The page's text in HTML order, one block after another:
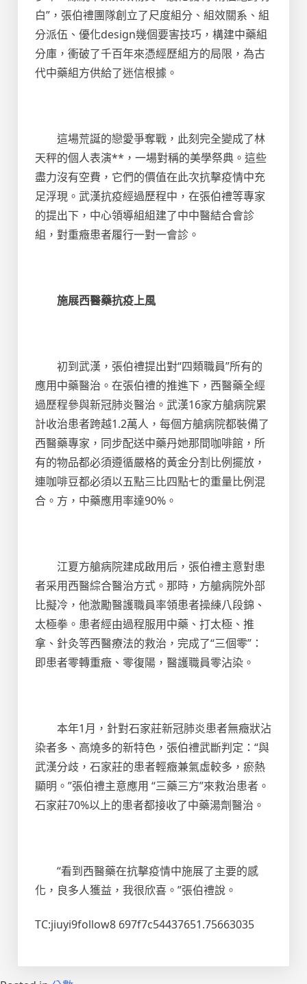
白”，張伯禮團隊創立了尺度組分、組效關系、組
分派伍、優化design幾個要害技巧，構建中藥組
分庫，衝破了千百年來憑經歷組方的局限，為古
代中藥組方供給了迷信根據。
這場荒誕的戀愛爭奪戰，此刻完全變成了林
天秤的個人表演**，一場對稱的美學祭典。這些
盡力沒有空費，它們的價值在此次抗擊疫情中充
足浮現。武漢抗疫經過歷程中，在張伯禮等專家
的提出下，中心領導組組建了中中醫結合會診
組，對重癥患者履行一對一會診。
施展西醫藥抗疫上風
初到武漢，張伯禮提出對“四類職員”所有的
應用中藥醫治。在張伯禮的推進下，西醫藥全經
過歷程參與新冠肺炎醫治。武漢16家方艙病院累
計收治患者跨越1.2萬人，每個方艙病院都裝備了
西醫藥專家，同步配送中藥丹她那間咖啡館，所
有的物品都必須遵循嚴格的黃金分割比例擺放，
連咖啡豆都必須以五點三比四點七的重量比例混
合。方，中藥應用率達90%。
江夏方艙病院建成啟用后，張伯禮主意對患
者采用西醫綜合醫治方式。那時，方艙病院外部
比擬冷，他激勵醫護職員率領患者操練八段錦、
太極拳。患者經由過程服用中藥、打太極、推
拿、針灸等西醫療法的救治，完成了“三個零”：
即患者零轉重癥、零復陽，醫護職員零沾染。
本年1月，針對石家莊新冠肺炎患者無癥狀沾
染者多、高燒多的新特色，張伯禮武斷判定：“與
武漢分歧，石家莊的患者輕癥兼氣虛較多，瘀熱
顯明。”張伯禮主意應用 “三藥三方”來救治患者。
石家莊70%以上的患者都接收了中藥湯劑醫治。
“看到西醫藥在抗擊疫情中施展了主要的感
化，良多人獲益，我很欣喜。”張伯禮說。
TC:jiuyi9follow8 697f7c54437651.75663035